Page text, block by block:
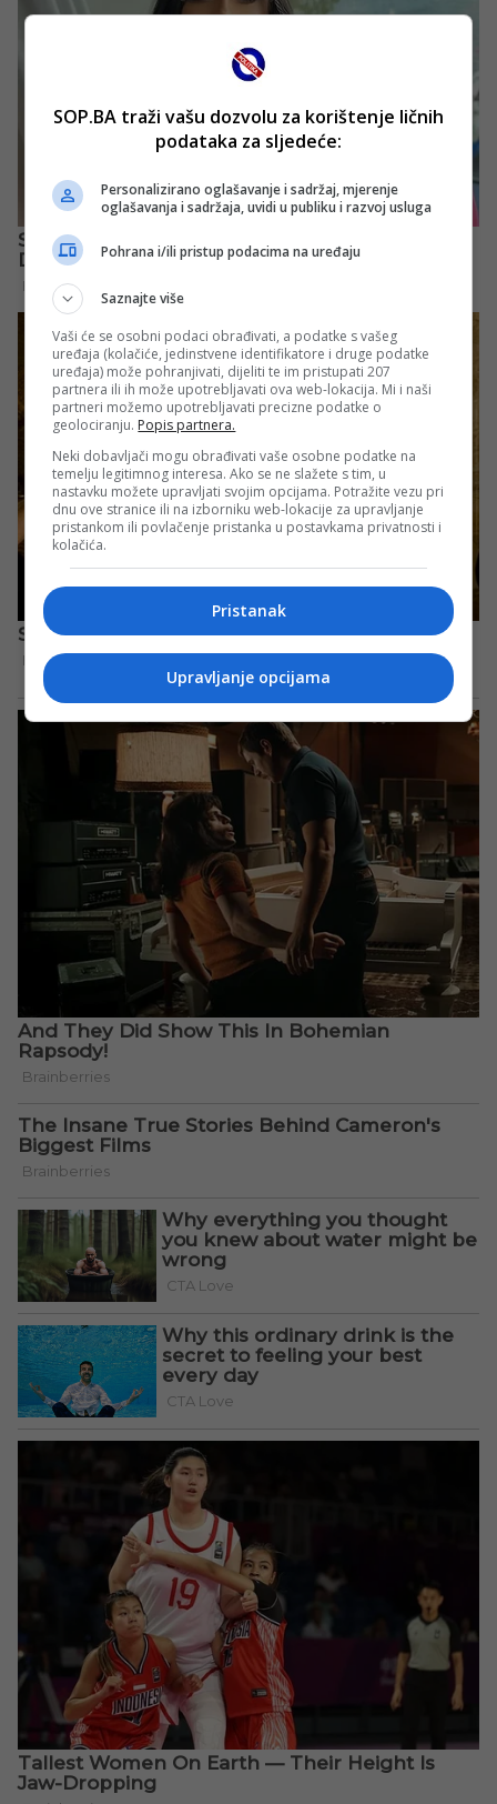
SOP.BA traži vašu dozvolu za korištenje ličnih
podataka za sljedeće:
Personalizirano oglašavanje i sadržaj, mjerenje
oglašavanja i sadržaja, uvidi u publiku i razvoj usluga
Pohrana i/ili pristup podacima na uređaju
Saznajte više
Vaši će se osobni podaci obrađivati, a podatke s vašeg
uređaja (kolačiće, jedinstvene identifikatore i druge podatke
uređaja) može pohranjivati, dijeliti te im pristupati 207
partnera ili ih može upotrebljavati ova web-lokacija. Mi i naši
partneri možemo upotrebljavati precizne podatke o
geolociranju. Popis partnera.
Neki dobavljači mogu obrađivati vaše osobne podatke na
temelju legitimnog interesa. Ako se ne slažete s tim, u
nastavku možete upravljati svojim opcijama. Potražite vezu pri
dnu ove stranice ili na izborniku web-lokacije za upravljanje
pristankom ili povlačenje pristanka u postavkama privatnosti i
kolačića.
Pristanak
Upravljanje opcijama